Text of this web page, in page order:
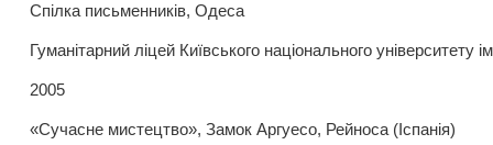
Спілка письменників, Одеса
Гуманітарний ліцей Київського національного університету
2005
«Сучасне мистецтво», Замок Аргуесо, Рейноса (Іспанія)